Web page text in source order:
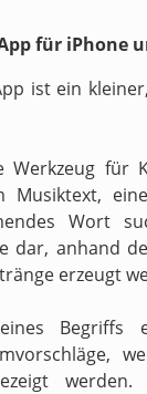
für iPhone
ist ein
Werkzeug für
Musiktext,
Wort
dar, anhand
erzeugt